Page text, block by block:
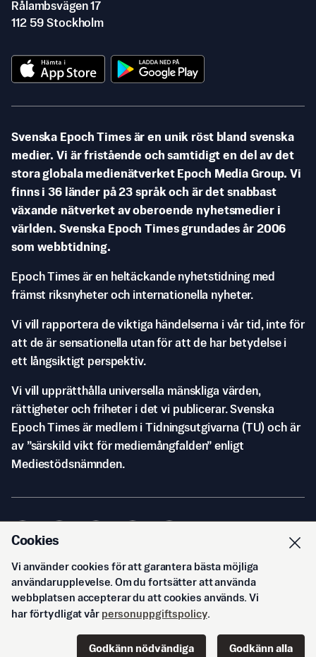
Rålambsvägen 17
112 59 Stockholm
Svenska Epoch Times är en unik röst bland svenska
medier. Vi är fristående och samtidigt en del av det
stora globala medienätverket Epoch Media Group. Vi
finns i 36 länder på 23 språk och är det snabbast
växande nätverket av oberoende nyhetsmedier i
världen. Svenska Epoch Times grundades år 2006
som webbtidning.
Epoch Times är en heltäckande nyhetstidning med
främst riksnyheter och internationella nyheter.
Vi vill rapportera de viktiga händelserna i vår tid, inte för
att de är sensationella utan för att de har betydelse i
ett långsiktigt perspektiv.
Vi vill upprätthålla universella mänskliga värden,
rättigheter och friheter i det vi publicerar. Svenska
Epoch Times är medlem i Tidningsutgivarna (TU) och är
av ”särskild vikt för mediemångfalden” enligt
Mediestödsnämnden.
© Svenska Epoch Times AB2026
Cookies
Vi använder cookies för att garantera bästa möjliga
användarupplevelse. Om du fortsätter att använda
webbplatsen accepterar du att cookies används. Vi
har förtydligat vår personuppgiftspolicy.
Godkänn nödvändiga Godkänn alla